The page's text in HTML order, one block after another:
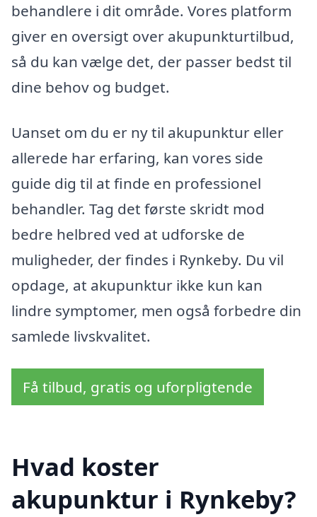
behandlere i dit område. Vores platform
giver en oversigt over akupunkturtilbud,
så du kan vælge det, der passer bedst til
dine behov og budget.
Uanset om du er ny til akupunktur eller
allerede har erfaring, kan vores side
guide dig til at finde en professionel
behandler. Tag det første skridt mod
bedre helbred ved at udforske de
muligheder, der findes i Rynkeby. Du vil
opdage, at akupunktur ikke kun kan
lindre symptomer, men også forbedre din
samlede livskvalitet.
Få tilbud, gratis og uforpligtende
Hvad koster
akupunktur i Rynkeby?